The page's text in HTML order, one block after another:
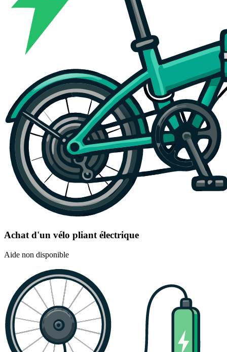
Achat d'un vélo pliant électrique
Aide non disponible